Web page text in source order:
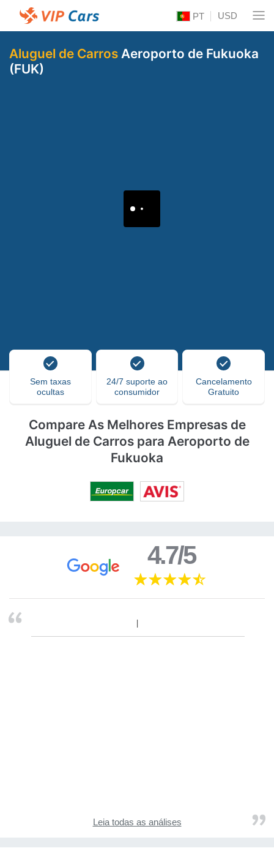
PT USD
Aluguel de Carros Aeroporto de Fukuoka
(FUK)
Sem taxas
ocultas
24/7 suporte ao
consumidor
Cancelamento
Gratuito
Compare As Melhores Empresas de
Aluguel de Carros para Aeroporto de
Fukuoka
4.7/5
Leia todas as análises